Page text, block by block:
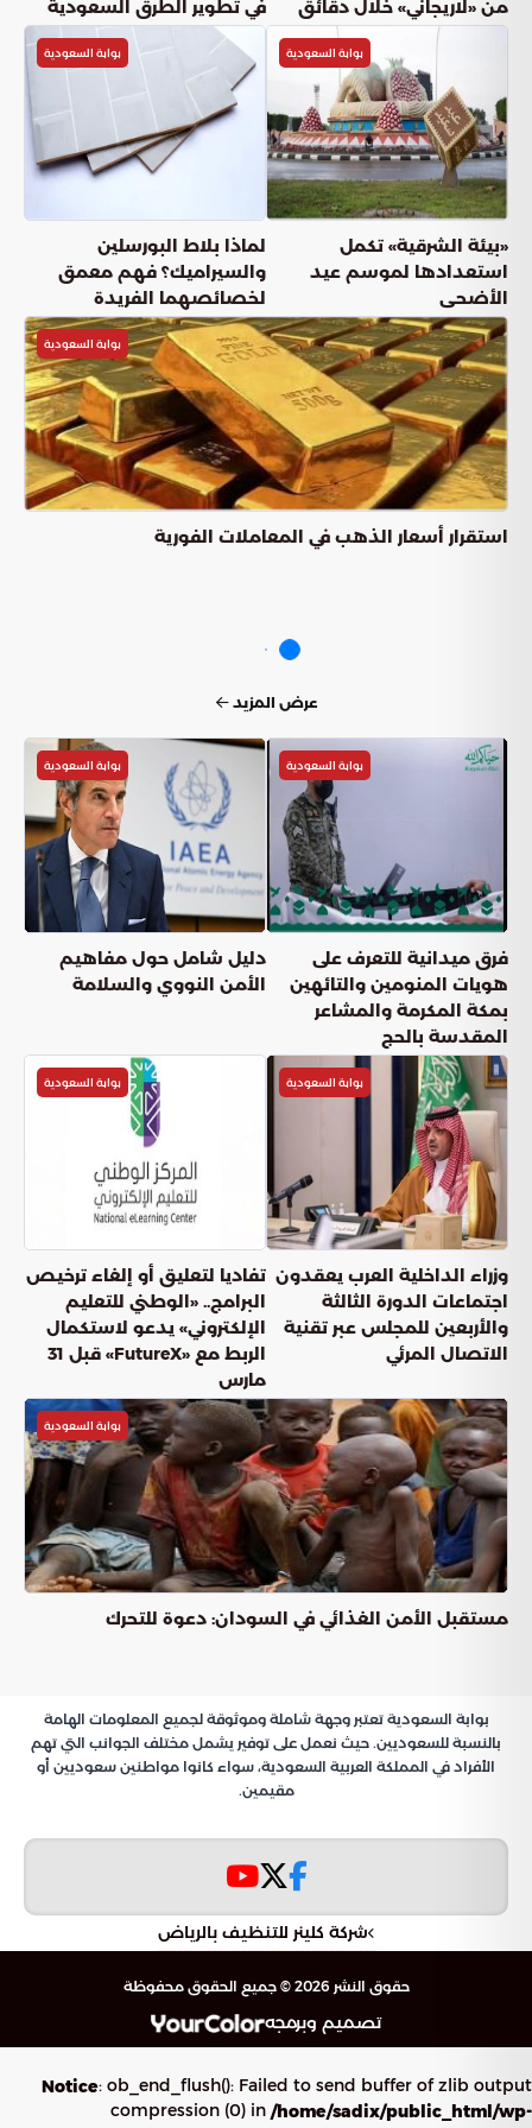
من «لاريجاني» خلال دقائق
في تطوير الطرق السعودية
بوابة السعودية
«بيئة الشرقية» تكمل
استعدادها لموسم عيد
الأضحى
بوابة السعودية
لماذا بلاط البورسلين
والسيراميك؟ فهم معمق
لخصائصهما الفريدة
بوابة السعودية
استقرار أسعار الذهب في المعاملات الفورية
عرض المزيد
بوابة السعودية
فرق ميدانية للتعرف على
هويات المنومين والتائهين
بمكة المكرمة والمشاعر
المقدسة بالحج
بوابة السعودية
دليل شامل حول مفاهيم
الأمن النووي والسلامة
بوابة السعودية
وزراء الداخلية العرب يعقدون
اجتماعات الدورة الثالثة
والأربعين للمجلس عبر تقنية
الاتصال المرئي
بوابة السعودية
تفاديا لتعليق أو إلغاء ترخيص
البرامج.. «الوطني للتعليم
الإلكتروني» يدعو لاستكمال
الربط مع «FutureX» قبل 31
مارس
بوابة السعودية
مستقبل الأمن الغذائي في السودان: دعوة للتحرك
بوابة السعودية تعتبر وجهة شاملة وموثوقة لجميع المعلومات الهامة
بالنسبة للسعوديين. حيث نعمل على توفير يشمل مختلف الجوانب التي تهم
الأفراد في المملكة العربية السعودية، سواء كانوا مواطنين سعوديين أو
مقيمين.
شركة كلينر للتنظيف بالرياض
حقوق النشر 2026 © جميع الحقوق محفوظة
تصميم وبرمجه
Notice: ob_end_flush(): Failed to send buffer of zlib output
compression (0) in /home/sadix/public_html/wp-